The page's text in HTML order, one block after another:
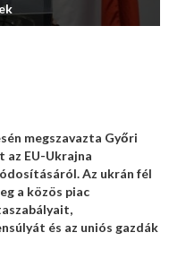
megszavazta Győri
az EU-Ukrajna
Az ukrán fél
a közös piac
és az uniós gazdák